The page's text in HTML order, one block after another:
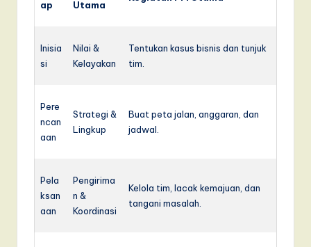
ap Utama
Inisia
si
Nilai &
Kelayakan
Tentukan kasus bisnis dan tunjuk
tim.
Pere
ncan
aan
Strategi &
Lingkup
Buat peta jalan, anggaran, dan
jadwal.
Pela
ksan
aan
Pengirima
n &
Koordinasi
Kelola tim, lacak kemajuan, dan
tangani masalah.